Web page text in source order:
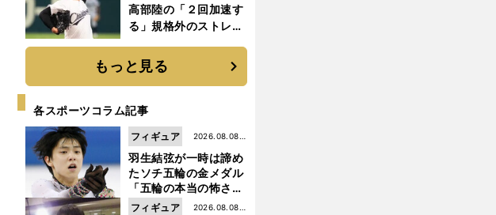
高部陸の「２回加速す
る」規格外のストレー
く大学進学を選ぶ理由
もっと見る
各スポーツコラム記事
羽生結弦が一時は諦め
たソチ五輪の金メダル
「五輪の本当の怖さを
知った......」
2026.08.08更
新
フィギュア
2026.08.08更
フィギュア